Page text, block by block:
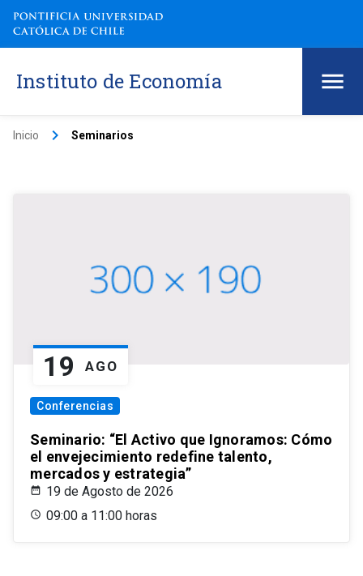
Instituto de Economía
Inicio keyboard_arrow_right Seminarios
19 AGO
Conferencias
Seminario: “El Activo que Ignoramos: Cómo
el envejecimiento redefine talento,
mercados y estrategia”
19 de Agosto de 2026
09:00 a 11:00 horas